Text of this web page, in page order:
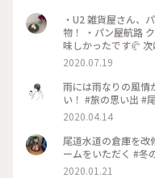
・U2 雑貨屋さん、パン屋さん、ランチも出来るお洒落な建
物！ ・パン屋航路
味しかったです🥐
Cafe ULTRA レモネ
かったです👏🏻 他
落でした😌 ・千光
景色🚡 下って御参
きたいところがあっ
🚗 ³₃ #尾道
2020.07.19
雨には雨なりの風情
い！ #旅の思い出 #
2020.04.14
尾道水道の倉庫を改
ームをいただく #冬
2020.01.21